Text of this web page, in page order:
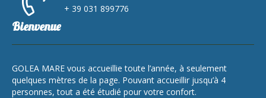
+ 39 031 899776
Bienvenue
GOLEA MARE vous accueillie toute l’année, à seulement
quelques mètres de la page. Pouvant accueillir jusqu’à 4
personnes, tout a été étudié pour votre confort.